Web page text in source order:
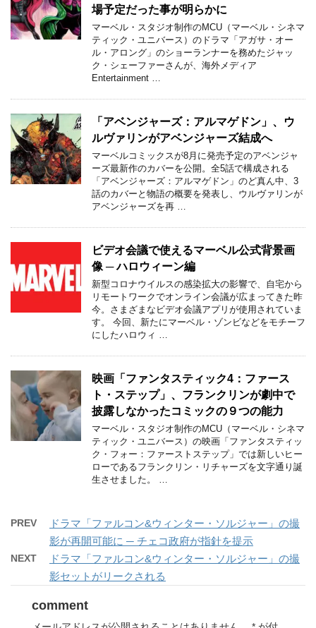
場予定だった事が明らかに
マーベル・スタジオ制作のMCU（マーベル・シネマ
ティック・ユニバース）のドラマ「アガサ・オー
ル・アロング」のショーランナーを務めたジャッ
ク・シェーファーさんが、海外メディア
Entertainment …
「アベンジャーズ：アルマゲドン」、ウ
ルヴァリンがアベンジャーズ結成へ
マーベルコミックスが8月に発売予定のアベンジャ
ーズ最新作のカバーを公開。全5話で構成される
「アベンジャーズ：アルマゲドン」のど真ん中、3
話のカバーと物語の概要を発表し、ウルヴァリンが
アベンジャーズを再 …
ビデオ会議で使えるマーベル公式背景画
像 ─ ハロウィーン編
新型コロナウイルスの感染拡大の影響で、自宅から
リモートワークでオンライン会議が広まってきた昨
今。さまざまなビデオ会議アプリが使用されていま
す。 今回、新たにマーベル・ゾンビなどをモチーフ
にしたハロウィ …
映画「ファンタスティック4：ファース
ト・ステップ」、フランクリンが劇中で
披露しなかったコミックの９つの能力
マーベル・スタジオ制作のMCU（マーベル・シネマ
ティック・ユニバース）の映画「ファンタスティッ
ク・フォー：ファーストステップ」では新しいヒー
ローであるフランクリン・リチャーズを文字通り誕
生させました。 …
PREV
ドラマ「ファルコン&ウィンター・ソルジャー」の撮
影が再開可能に ─ チェコ政府が指針を提示
NEXT
ドラマ「ファルコン&ウィンター・ソルジャー」の撮
影セットがリークされる
comment